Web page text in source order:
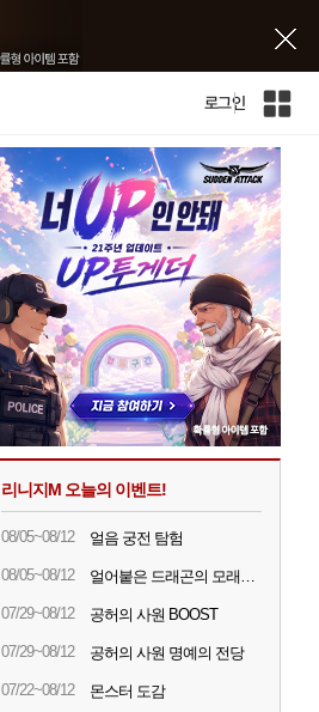
로그인
인
전
사
이
트
리니지M 오늘의 이벤트!
08/05~08/12 얼음 궁전 탐험
08/05~08/12 얼어붙은 드래곤의 모래시계
07/29~08/12 공허의 사원 BOOST
07/29~08/12 공허의 사원 명예의 전당
07/22~08/12 몬스터 도감